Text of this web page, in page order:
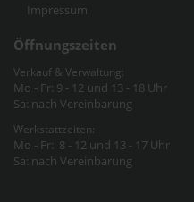
Impressum
Öffnungszeiten
Verkauf & Verwaltung:
Mo - Fr: 9 - 12 und 13 - 18 Uhr
Sa: nach Vereinbarung
Werkstattzeiten:
Mo - Fr: 8 - 12 und 13 - 17 Uhr
Sa: nach Vereinbarung